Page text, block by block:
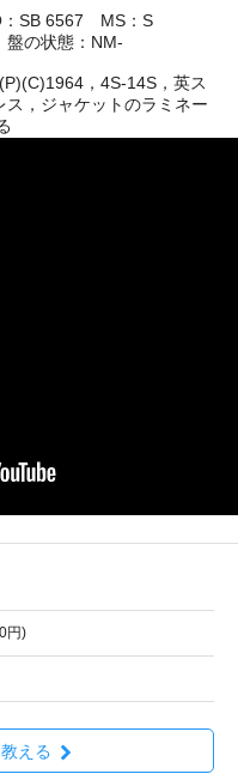
：SB 6567 MS：S
の状態：NM-
，4S-14S，英ス
，ジャケットのラミネー
円)
える